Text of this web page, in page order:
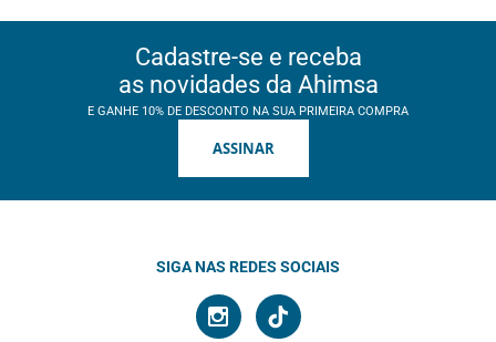
Cadastre-se e receba
as novidades da Ahimsa
E GANHE 10% DE DESCONTO NA SUA PRIMEIRA COMPRA
ASSINAR
SIGA NAS REDES SOCIAIS